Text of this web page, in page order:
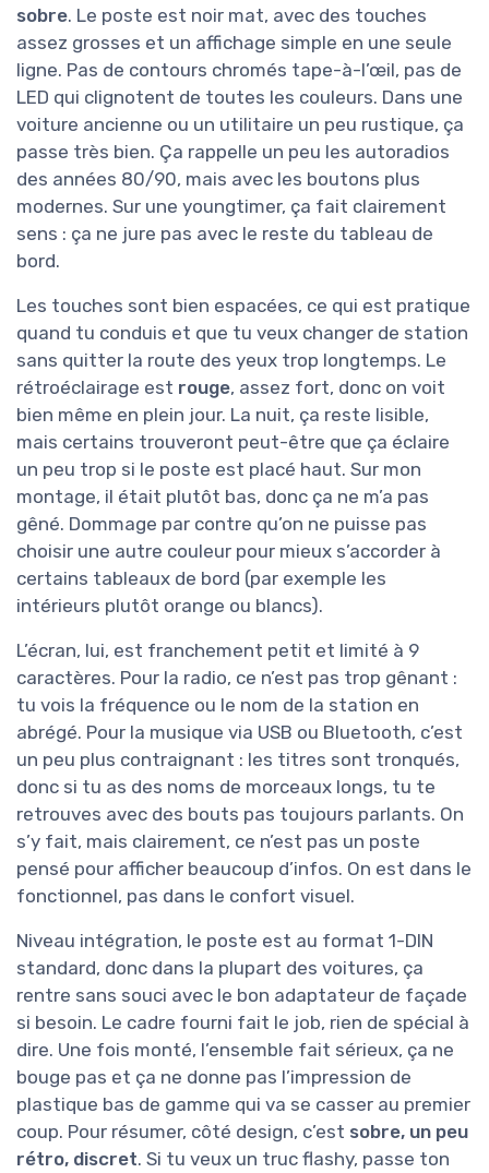
sobre. Le poste est noir mat, avec des touches
assez grosses et un affichage simple en une seule
ligne. Pas de contours chromés tape-à-l’œil, pas de
LED qui clignotent de toutes les couleurs. Dans une
voiture ancienne ou un utilitaire un peu rustique, ça
passe très bien. Ça rappelle un peu les autoradios
des années 80/90, mais avec les boutons plus
modernes. Sur une youngtimer, ça fait clairement
sens : ça ne jure pas avec le reste du tableau de
bord.
Les touches sont bien espacées, ce qui est pratique
quand tu conduis et que tu veux changer de station
sans quitter la route des yeux trop longtemps. Le
rétroéclairage est rouge, assez fort, donc on voit
bien même en plein jour. La nuit, ça reste lisible,
mais certains trouveront peut-être que ça éclaire
un peu trop si le poste est placé haut. Sur mon
montage, il était plutôt bas, donc ça ne m’a pas
gêné. Dommage par contre qu’on ne puisse pas
choisir une autre couleur pour mieux s’accorder à
certains tableaux de bord (par exemple les
intérieurs plutôt orange ou blancs).
L’écran, lui, est franchement petit et limité à 9
caractères. Pour la radio, ce n’est pas trop gênant :
tu vois la fréquence ou le nom de la station en
abrégé. Pour la musique via USB ou Bluetooth, c’est
un peu plus contraignant : les titres sont tronqués,
donc si tu as des noms de morceaux longs, tu te
retrouves avec des bouts pas toujours parlants. On
s’y fait, mais clairement, ce n’est pas un poste
pensé pour afficher beaucoup d’infos. On est dans le
fonctionnel, pas dans le confort visuel.
Niveau intégration, le poste est au format 1-DIN
standard, donc dans la plupart des voitures, ça
rentre sans souci avec le bon adaptateur de façade
si besoin. Le cadre fourni fait le job, rien de spécial à
dire. Une fois monté, l’ensemble fait sérieux, ça ne
bouge pas et ça ne donne pas l’impression de
plastique bas de gamme qui va se casser au premier
coup. Pour résumer, côté design, c’est sobre, un peu
rétro, discret. Si tu veux un truc flashy, passe ton